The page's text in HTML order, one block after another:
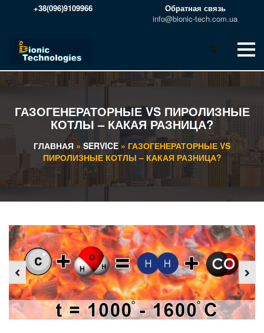
+38(096)9109966
Обратная связь
info@bionic-tech.com.ua
ГАЗОГЕНЕРАТОРНЫЕ VS ПИРОЛИЗНЫЕ
КОТЛЫ – КАКАЯ РАЗНИЦА?
ГЛАВНАЯ » SERVICE» ГАЗОГЕНЕРАТОРНЫЕ VS
ПИРОЛИЗНЫЕ КОТЛЫ – КАКАЯ РАЗНИЦА?